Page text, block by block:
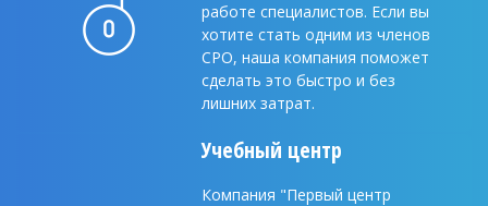
работе специалистов. Если вы
хотите стать одним из членов
СРО, наша компания поможет
сделать это быстро и без
лишних затрат.
Учебный центр
Компания "Первый центр